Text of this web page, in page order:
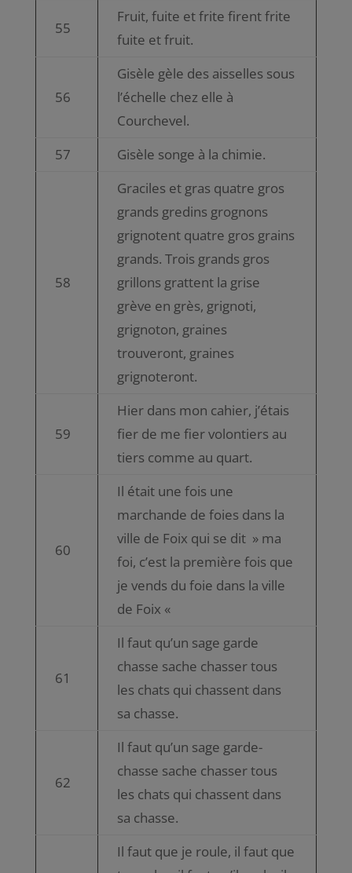
55
Fruit, fuite et frite firent frite
fuite et fruit.
56
Gisèle gèle des aisselles sous
l’échelle chez elle à
Courchevel.
57
Gisèle songe à la chimie.
58
Graciles et gras quatre gros
grands gredins grognons
grignotent quatre gros grains
grands. Trois grands gros
grillons grattent la grise
grève en grès, grignoti,
grignoton, graines
trouveront, graines
grignoteront.
59
Hier dans mon cahier, j’étais
fier de me fier volontiers au
tiers comme au quart.
60
Il était une fois une
marchande de foies dans la
ville de Foix qui se dit » ma
foi, c’est la première fois que
je vends du foie dans la ville
de Foix «
61
Il faut qu’un sage garde
chasse sache chasser tous
les chats qui chassent dans
sa chasse.
62
Il faut qu’un sage garde-
chasse sache chasser tous
les chats qui chassent dans
sa chasse.
Il faut que je roule, il faut que